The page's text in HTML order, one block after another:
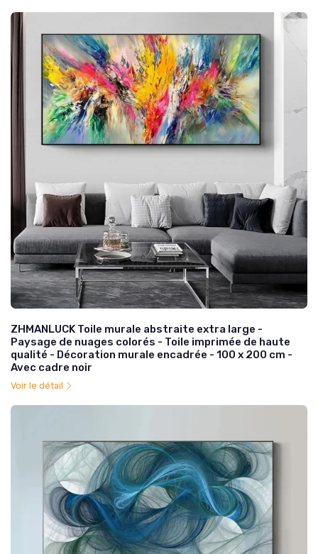
ZHMANLUCK Toile murale abstraite extra large -
Paysage de nuages colorés - Toile imprimée de haute
qualité - Décoration murale encadrée - 100 x 200 cm -
Avec cadre noir
Voir le détail